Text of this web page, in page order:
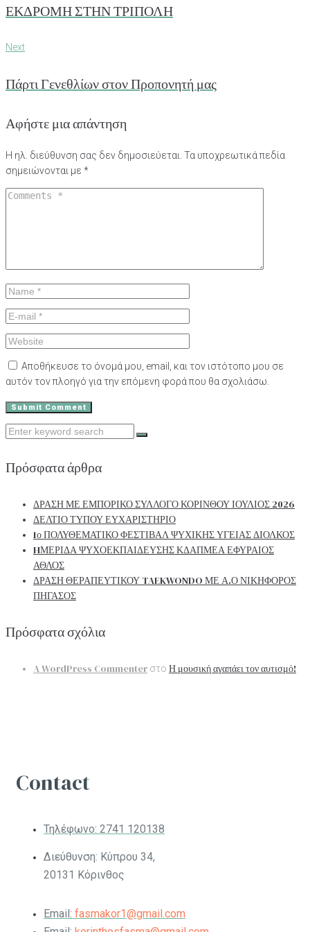
ΕΚΔΡΟΜΗ ΣΤΗΝ ΤΡΙΠΟΛΗ
Next
Next
Πάρτι Γενεθλίων στον Προπονητή μας
Αφήστε μια απάντηση
Η ηλ. διεύθυνση σας δεν δημοσιεύεται. Τα υποχρεωτικά πεδία
σημειώνονται με *
Αποθήκευσε το όνομά μου, email, και τον ιστότοπο μου σε
αυτόν τον πλοηγό για την επόμενη φορά που θα σχολιάσω.
Search
Πρόσφατα άρθρα
ΔΡΑΣΗ ΜΕ ΕΜΠΟΡΙΚΟ ΣΥΛΛΟΓΟ ΚΟΡΙΝΘΟΥ ΙΟΥΛΙΟΣ 2026
ΔΕΛΤΙΟ ΤΥΠΟΥ ΕΥΧΑΡΙΣΤΗΡΙΟ
1ο ΠΟΛΥΘΕΜΑΤΙΚΟ ΦΕΣΤΙΒΑΛ ΨΥΧΙΚΗΣ ΥΓΕΙΑΣ ΔΙΟΛΚΟΣ
HΜΕΡΙΔΑ ΨΥΧΟΕΚΠΑΙΔΕΥΣΗΣ ΚΔΑΠΜΕΑ ΕΦΥΡΑΙΟΣ
ΑΘΛΟΣ
ΔΡΑΣΗ ΘΕΡΑΠΕΥΤΙΚΟΥ TAEKWONDO ΜΕ Α.Ο ΝΙΚΗΦΟΡΟΣ
ΠΗΓΑΣΟΣ
Πρόσφατα σχόλια
A WordPress Commenter στο Η μουσική αγαπάει τον αυτισμό!
Contact
Τηλέφωνο: 2741 120138
Διεύθυνση: Κύπρου 34,
20131 Κόρινθος
Email: fasmakor1@gmail.com